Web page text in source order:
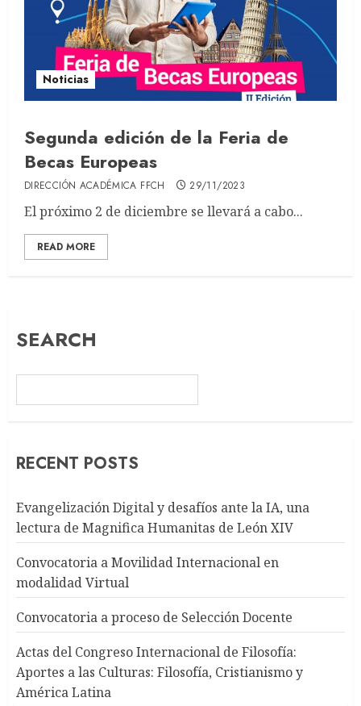
Noticias
Segunda edición de la Feria de
Becas Europeas
DIRECCIÓN ACADÉMICA FFCH 29/11/2023
El próximo 2 de diciembre se llevará a cabo...
READ MORE
SEARCH
RECENT POSTS
Evangelización Digital y desafíos ante la IA, una
lectura de Magnifica Humanitas de León XIV
Convocatoria a Movilidad Internacional en
modalidad Virtual
Convocatoria a proceso de Selección Docente
Actas del Congreso Internacional de Filosofía:
Aportes a las Culturas: Filosofía, Cristianismo y
América Latina